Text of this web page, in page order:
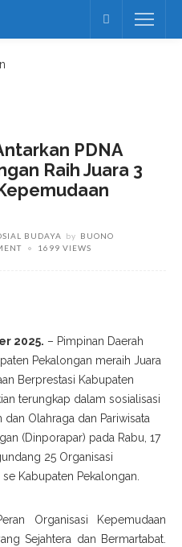
n
PDNA
Raih Juara 3
BUDAYA by BUONO
1699 VIEWS
2025. – Pimpinan Daerah
Pekalongan meraih Juara
Berprestasi Kabupaten
terungkap dalam sosialisasi
Olahraga dan Pariwisata
(Dinporapar) pada Rabu, 17
25 Organisasi
se Kabupaten Pekalongan.
Organisasi Kepemudaan
Sejahtera dan Bermartabat.